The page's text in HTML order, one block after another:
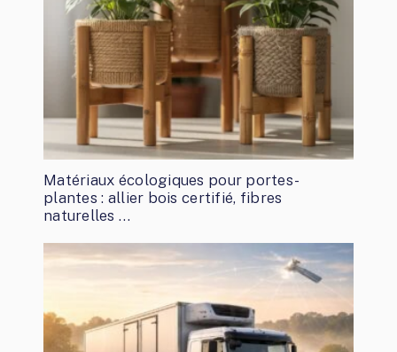
Matériaux écologiques pour portes-
plantes : allier bois certifié, fibres
naturelles …